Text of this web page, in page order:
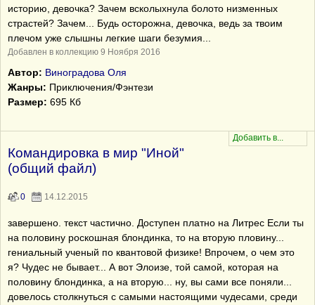
историю, девочка? Зачем всколыхнула болото низменных
страстей? Зачем... Будь осторожна, девочка, ведь за твоим
плечом уже слышны легкие шаги безумия...
Добавлен в коллекцию 9 Ноября 2016
Автор: Виноградова Оля
Жанры: Приключения/Фэнтези
Размер: 695 Кб
Командировка в мир "Иной"
(общий файл)
0 14.12.2015
завершено. текст частично. Доступен платно на Литрес Если ты
на половину роскошная блондинка, то на вторую пловину...
гениальный ученый по квантовой физике! Впрочем, о чем это
я? Чудес не бывает... А вот Элоизе, той самой, которая на
половину блондинка, а на вторую... ну, вы сами все поняли...
довелось столкнуться с самыми настоящими чудесами, среди